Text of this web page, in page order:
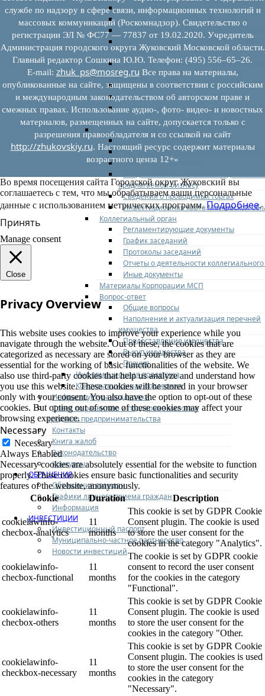
Федеральное законодательство
Региональное законодательство
Порядок формирования и ведения
Порядок предоставления имущества из
перечней
Нормативные правовые акты по
перечней
Административные регламенты
Программы по развитию МСП
Нормативные правовые акты по
мерам поддержки субъектов МСП
Имущество для бизнеса
Перечень имущества для МСП
Паспорта объектов, включенных в
Информация о льготах
предлагаемой бизнесу
Сведения о проводимых торгах
Инвестиционная карта Московской
Коллегиальный орган
Регламентирующие документы
График заседаний
Протоколы заседаний
Отчеты о деятельности
Иные документы
Материалы Корпорации МСП
Вопрос-ответ
Общие вопросы
Наполнение и актуализация перечней
имущества
Предоставление имущества
Выкуп имущества
Прочие
Информационная поддержка
Консультационная поддержка
Инфраструктура поддержки
Совет по развитию и поддержке малого и
среднего предпринимательства
Контакты
Книга жалоб
Законодательство
Конкурсы
ОБРАЩЕНИЯ
Обращения граждан
Графики личного приема граждан
Информация
ИНВЕСТИЦИИ
Инвестиционный паспорт
Муниципально-частное партнерство
Новости инвестиций
службе по надзору в сфере связи, информационных технологий и
массовых коммуникаций (Роскомнадзор). Свидетельство о
регистрации ЭЛ № ФС77 — 77837 от 19.02.2020. Учредитель
Администрация городского округа Жуковский Московской области.
Главный редактор Сошкина Ю.Ю. Телефон: (495) 556–65–26.
E‑mail: zhuk_ps@mosreg.ru Все права на материалы,
опубликованные на сайте, защищены в соответствии с российским
и международным законодательством об авторском праве и
смежных правах. Использование аудио-, фото- видео- и новостных
материалов, размещенных на сайте, допускается только с
разрешения правообладателя и со ссылкой на сайт
http://zhukovskiy.ru. Настоящий ресурс содержит материалы
возрастного ценза 12+»
Во время посещения сайта Городской округ Жуковский вы
соглашаетесь с тем, что мы обрабатываем ваши персональные
данные с использованием метрических программ.Подробнее.
Принять
Manage consent
Close
Privacy Overview
This website uses cookies to improve your experience while you
navigate through the website. Out of these, the cookies that are
categorized as necessary are stored on your browser as they are
essential for the working of basic functionalities of the website. We
also use third-party cookies that help us analyze and understand how
you use this website. These cookies will be stored in your browser
only with your consent. You also have the option to opt-out of these
cookies. But opting out of some of these cookies may affect your
browsing experience.
Necessary
Necessary
Always Enabled
Necessary cookies are absolutely essential for the website to function
properly. These cookies ensure basic functionalities and security
features of the website, anonymously.
Cookie
Duration Description
cookielawinfo-
checbox-analytics
11
months
This cookie is set by GDPR Cookie
Consent plugin. The cookie is used
to store the user consent for the
cookies in the category "Analytics".
cookielawinfo-
checbox-functional
11
months
The cookie is set by GDPR cookie
consent to record the user consent
for the cookies in the category
"Functional".
cookielawinfo-
checbox-others
11
months
This cookie is set by GDPR Cookie
Consent plugin. The cookie is used
to store the user consent for the
cookies in the category "Other.
cookielawinfo-
checkbox-necessary
11
months
This cookie is set by GDPR Cookie
Consent plugin. The cookies is used
to store the user consent for the
cookies in the category
"Necessary".